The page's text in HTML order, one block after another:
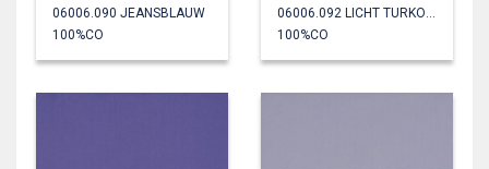
06006.090 JEANSBLAUW
100%CO
06006.092 LICHT TURKOISE
100%CO